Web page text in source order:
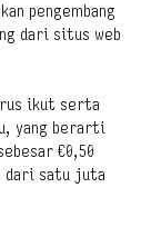
pengembang
dari situs web
ikut serta
yang berarti
€0,50
dari satu juta